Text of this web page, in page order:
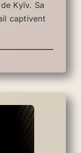
Kyïv. Sa
captivent